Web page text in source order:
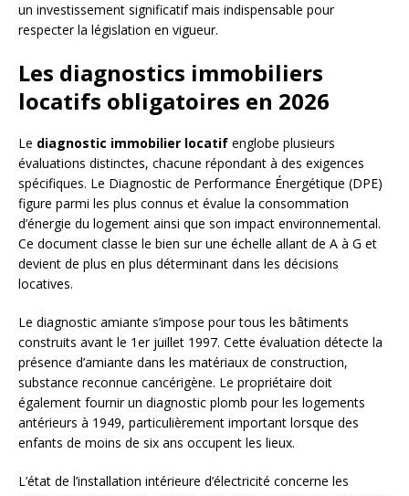
un investissement significatif mais indispensable pour
respecter la législation en vigueur.
Les diagnostics immobiliers
locatifs obligatoires en 2026
Le diagnostic immobilier locatif englobe plusieurs
évaluations distinctes, chacune répondant à des exigences
spécifiques. Le Diagnostic de Performance Énergétique (DPE)
figure parmi les plus connus et évalue la consommation
d’énergie du logement ainsi que son impact environnemental.
Ce document classe le bien sur une échelle allant de A à G et
devient de plus en plus déterminant dans les décisions
locatives.
Le diagnostic amiante s’impose pour tous les bâtiments
construits avant le 1er juillet 1997. Cette évaluation détecte la
présence d’amiante dans les matériaux de construction,
substance reconnue cancérigène. Le propriétaire doit
également fournir un diagnostic plomb pour les logements
antérieurs à 1949, particulièrement important lorsque des
enfants de moins de six ans occupent les lieux.
L’état de l’installation intérieure d’électricité concerne les